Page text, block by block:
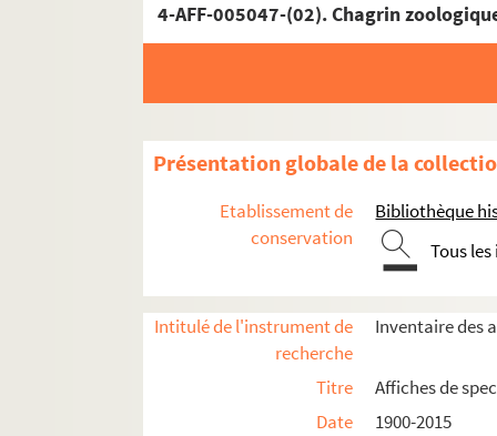
4-AFF-005047-(02). Chagrin
Présentation globale de la
Etablissement de
conservation
Bibliothèque
Tous
Intitulé de l'instrument de
recherche
Inventaire des
Titre
Affiches de
Date
1900-2015
Seine-et-Marne
Yvelines
Essonne
Hauts-de-Seine
Bagneux
Boulogne-Billancourt
Bourg-la-Reine
Châtenay-Malabry